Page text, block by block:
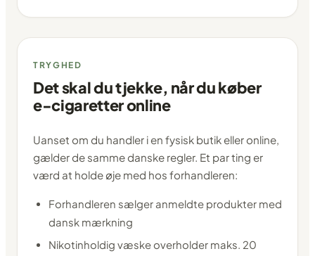
TRYGHED
Det skal du tjekke, når du køber
e-cigaretter online
Uanset om du handler i en fysisk butik eller online,
gælder de samme danske regler. Et par ting er
værd at holde øje med hos forhandleren:
Forhandleren sælger anmeldte produkter med
dansk mærkning
Nikotinholdig væske overholder maks. 20